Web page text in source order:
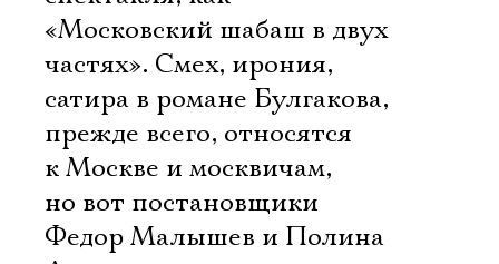
«Московский шабаш в двух
частях». Смех, ирония,
сатира в романе Булгакова,
прежде всего, относятся
к Москве и москвичам,
но вот постановщики
Федор Малышев и Полина